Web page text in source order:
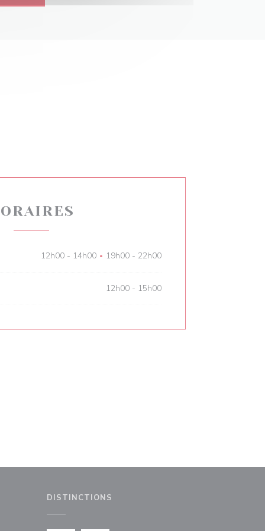
12h00 - 14h00 • 19h00 - 22h00
12h00 - 15h00
DISTINCTIONS